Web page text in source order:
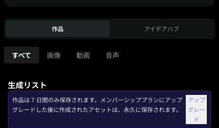
作品 アイデアハブ
すべて 画像 動画 音声
生成リスト
作品は 7 日間のみ保存されます。メンバーシッププランにアップ
グレードした後に作成されたアセットは、永久に保存されます。
アップ
グレー
ド